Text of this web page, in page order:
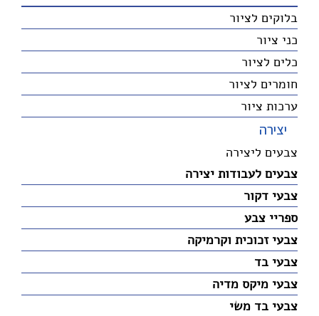
בלוקים לציור
כני ציור
כלים לציור
חומרים לציור
ערכות ציור
יצירה
צבעים ליצירה
צבעים לעבודות יצירה
צבעי דקור
ספריי צבע
צבעי זכוכית וקרמיקה
צבעי בד
צבעי מיקס מדיה
צבעי בד משי